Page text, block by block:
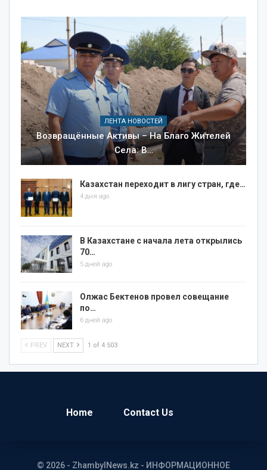
ЛЕНТА НОВОСТЕЙ
Возвращённые Активы – На Благо Жителей
Села: В…
Казахстан переходит в лигу стран, где…
4 дня ago
В Казахстане с начала лета открылись
70…
5 дней ago
Олжас Бектенов провел совещание
по…
6 дней ago
PREV NEXT 1 of 4 503
Home Contact Us
© 2026 - ZhambylNews.kz - ИНФОРМАЦИОННОЕ